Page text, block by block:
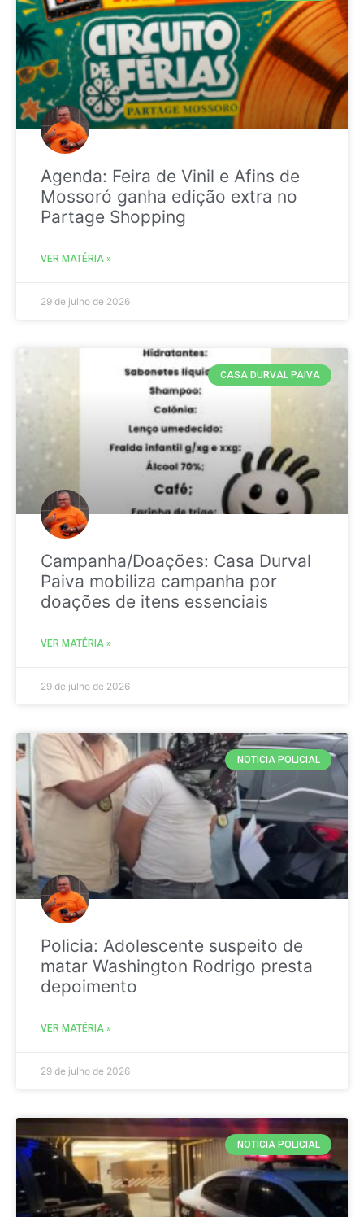
Agenda: Feira de Vinil e Afins de
Mossoró ganha edição extra no
Partage Shopping
VER MATÉRIA »
29 de julho de 2026
CASA DURVAL PAIVA
Campanha/Doações: Casa Durval
Paiva mobiliza campanha por
doações de itens essenciais
VER MATÉRIA »
29 de julho de 2026
NOTICIA POLICIAL
Policia: Adolescente suspeito de
matar Washington Rodrigo presta
depoimento
VER MATÉRIA »
29 de julho de 2026
NOTICIA POLICIAL